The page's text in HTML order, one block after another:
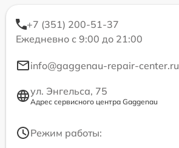
+7 (351) 200-51-37
Ежедневно с 9:00 до 21:00
info@gaggenau-repair-center.ru
ул. Энгельса, 75
Адрес сервисного центра Gaggenau
Режим работы: